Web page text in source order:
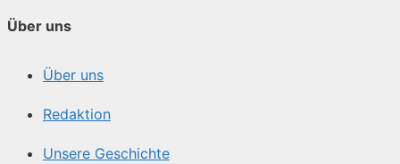
Über uns
Über uns
Redaktion
Unsere Geschichte